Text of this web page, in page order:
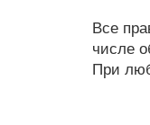
Все
числе
При